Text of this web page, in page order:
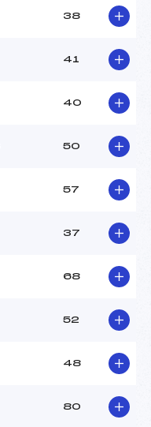
38
41
40
50
57
37
68
52
48
80